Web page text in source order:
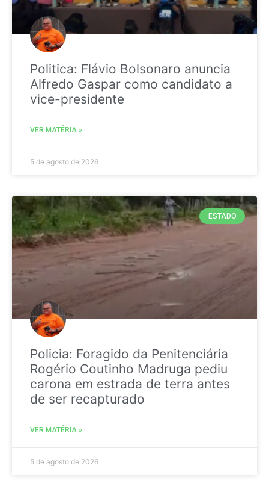
Politica: Flávio Bolsonaro anuncia
Alfredo Gaspar como candidato a
vice-presidente
VER MATÉRIA »
5 de agosto de 2026
ESTADO
Policia: Foragido da Penitenciária
Rogério Coutinho Madruga pediu
carona em estrada de terra antes
de ser recapturado
VER MATÉRIA »
5 de agosto de 2026